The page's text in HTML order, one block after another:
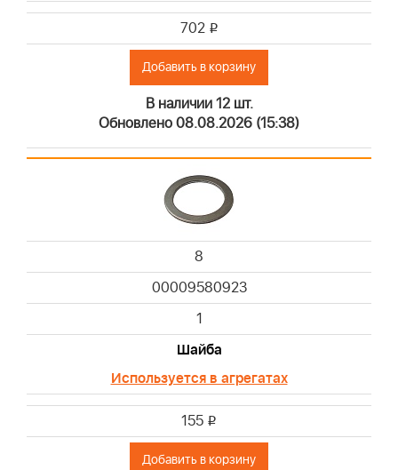
702 i
Добавить в корзину
В наличии 12 шт.
Обновлено 08.08.2026 (15:38)
8
00009580923
1
Шайба
Используется в агрегатах
155 i
Добавить в корзину